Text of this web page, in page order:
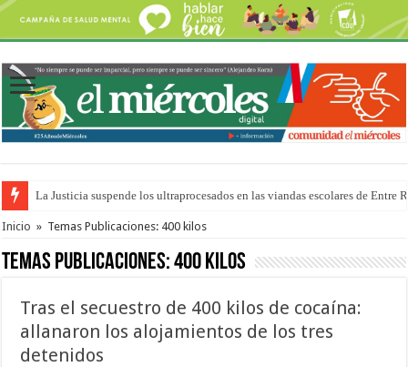
La Justicia suspende los ultraprocesados en las viandas escolares de Entre
Se presentará la obra “La Runfla de los Macanos”
Inicio » Temas Publicaciones: 400 kilos
Temas Publicaciones:400 kilos
Tras el secuestro de 400 kilos de cocaína:
allanaron los alojamientos de los tres
detenidos